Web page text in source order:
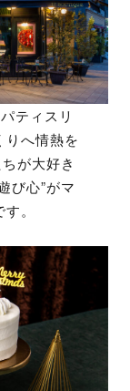
ティスリ
りへ情熱を
が大好き
び心”がマ
。